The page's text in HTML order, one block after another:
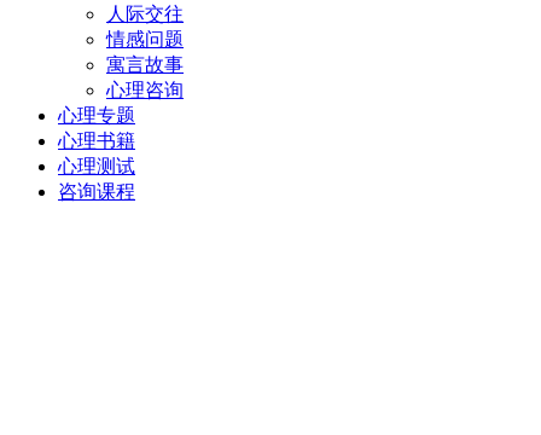
人际交往
情感问题
寓言故事
心理咨询
心理专题
心理书籍
心理测试
咨询课程